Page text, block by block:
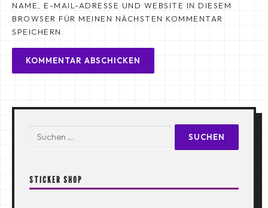
NAME, E-MAIL-ADRESSE UND WEBSITE IN DIESEM
BROWSER FÜR MEINEN NÄCHSTEN KOMMENTAR
SPEICHERN.
nach:
STICKER SHOP